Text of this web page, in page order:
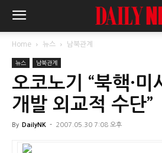
Home 뉴스 남북관계
뉴스 남북관계
오코노기 “북핵·미
개발 외교적 수단”
By DailyNK - 2007.05.30 7:08 오후